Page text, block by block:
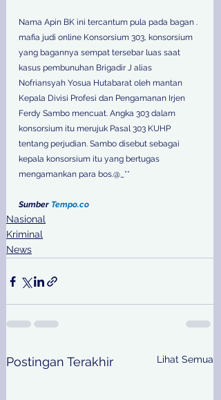
Nama Apin BK ini tercantum pula pada bagan .
mafia judi online Konsorsium 303, konsorsium
yang bagannya sempat tersebar luas saat
kasus pembunuhan Brigadir J alias
Nofriansyah Yosua Hutabarat oleh mantan
Kepala Divisi Profesi dan Pengamanan Irjen
Ferdy Sambo mencuat. Angka 303 dalam
konsorsium itu merujuk Pasal 303 KUHP
tentang perjudian. Sambo disebut sebagai
kepala konsorsium itu yang bertugas
mengamankan para bos.@_**
Sumber Tempo.co
Nasional
Kriminal
News
Postingan Terakhir Lihat Semua